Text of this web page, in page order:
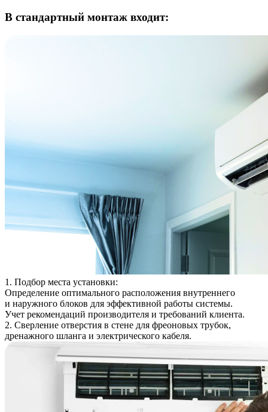
В стандартный монтаж входит:
1. Подбор места установки:
Определение оптимального расположения внутреннего
и наружного блоков для эффективной работы системы.
Учет рекомендаций производителя и требований клиента.
2. Сверление отверстия в стене для фреоновых трубок,
дренажного шланга и электрического кабеля.